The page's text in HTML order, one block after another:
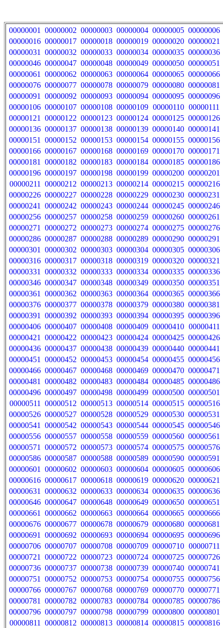
00000001 00000002 00000003 00000004 00000005 00000006
00000016 00000017 00000018 00000019 00000020 00000021
00000031
00000032 00000033 00000034 00000035 00000036
00000046 00000047 00000048 00000049 00000050 00000051
00000061
00000062 00000063 00000064 00000065 00000066
00000076 00000077 00000078 00000079 00000080 00000081
00000091
00000092 00000093 00000094 00000095 00000096
00000106 00000107 00000108 00000109 00000110 00000111
00000121
00000122 00000123 00000124 00000125 00000126
00000136 00000137 00000138 00000139 00000140 00000141
00000151
00000152 00000153 00000154 00000155 00000156
00000166 00000167 00000168 00000169 00000170 00000171
00000181
00000182 00000183 00000184 00000185 00000186
00000196 00000197 00000198 00000199 00000200 00000201
00000211
00000212 00000213 00000214 00000215 00000216
00000226 00000227 00000228 00000229 00000230 00000231
00000241
00000242 00000243 00000244 00000245 00000246
00000256 00000257 00000258 00000259 00000260 00000261
00000271
00000272 00000273 00000274 00000275 00000276
00000286 00000287 00000288 00000289 00000290 00000291
00000301
00000302 00000303 00000304 00000305 00000306
00000316 00000317 00000318 00000319 00000320 00000321
00000331
00000332 00000333 00000334 00000335 00000336
00000346 00000347 00000348 00000349 00000350 00000351
00000361
00000362 00000363 00000364 00000365 00000366
00000376 00000377 00000378 00000379 00000380 00000381
00000391
00000392 00000393 00000394 00000395 00000396
00000406 00000407 00000408 00000409 00000410 00000411
00000421
00000422 00000423 00000424 00000425 00000426
00000436 00000437 00000438 00000439 00000440 00000441
00000451
00000452 00000453 00000454 00000455 00000456
00000466 00000467 00000468 00000469 00000470 00000471
00000481
00000482 00000483 00000484 00000485 00000486
00000496 00000497 00000498 00000499 00000500 00000501
00000511
00000512 00000513 00000514 00000515 00000516
00000526 00000527 00000528 00000529 00000530 00000531
00000541
00000542 00000543 00000544 00000545 00000546
00000556 00000557 00000558 00000559 00000560 00000561
00000571
00000572 00000573 00000574 00000575 00000576
00000586 00000587 00000588 00000589 00000590 00000591
00000601
00000602 00000603 00000604 00000605 00000606
00000616 00000617 00000618 00000619 00000620 00000621
00000631
00000632 00000633 00000634 00000635 00000636
00000646 00000647 00000648 00000649 00000650 00000651
00000661
00000662 00000663 00000664 00000665 00000666
00000676 00000677 00000678 00000679 00000680 00000681
00000691
00000692 00000693 00000694 00000695 00000696
00000706 00000707 00000708 00000709 00000710 00000711
00000721
00000722 00000723 00000724 00000725 00000726
00000736 00000737 00000738 00000739 00000740 00000741
00000751
00000752 00000753 00000754 00000755 00000756
00000766 00000767 00000768 00000769 00000770 00000771
00000781
00000782 00000783 00000784 00000785 00000786
00000796 00000797 00000798 00000799 00000800 00000801
00000811
00000812 00000813 00000814 00000815 00000816